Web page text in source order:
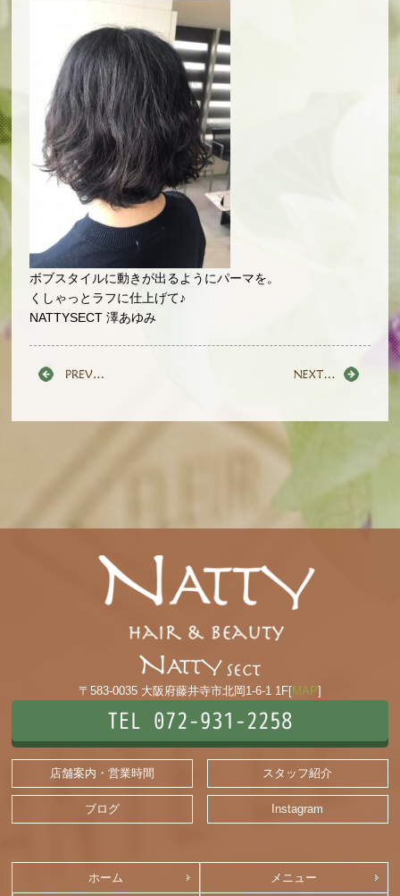
ボブスタイルに動きが出るようにパーマを。
くしゃっとラフに仕上げて♪
NATTYSECT 澤あゆみ
〒583-0035 大阪府藤井寺市北岡1-6-1 1F[MAP]
TEL 072-931-2258
店舗案内・営業時間 スタッフ紹介
ブログ Instagram
ホーム メニュー